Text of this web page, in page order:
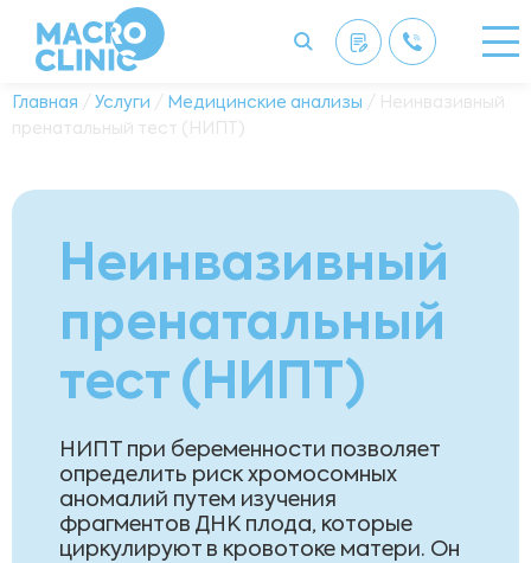
Главная / Услуги / Медицинские анализы / Неинвазивный
пренатальный тест (НИПТ)
Неинвазивный
пренатальный
тест (НИПТ)
НИПТ при беременности позволяет
определить риск хромосомных
аномалий путем изучения
фрагментов ДНК плода, которые
циркулируют в кровотоке матери. Он